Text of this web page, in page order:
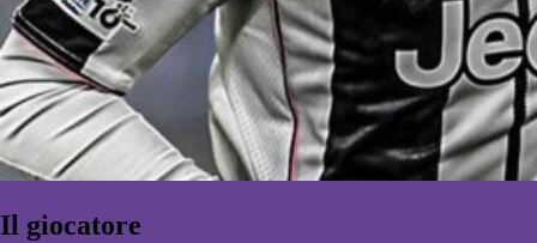
Il giocatore